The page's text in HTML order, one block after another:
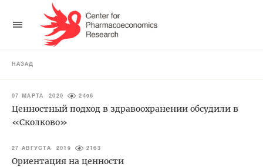
НАЗАД
07 МАРТА 2020 2496
Ценностный подход в здравоохранении обсудили в
«Сколково»
27 АВГУСТА 2019 2163
Ориентация на ценности